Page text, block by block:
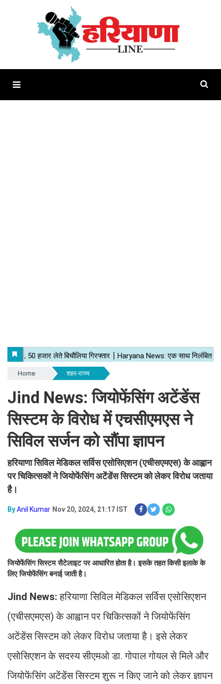
Home शहर-राज्य
Jind News: जियोफेंसिंग अटेंडेंस
सिस्टम के विरोध में एचसीएमएस ने
सिविल सर्जन को सौंपा ज्ञापन
हरियाणा सिविल मेडिकल सर्विस एसोसिएशन (एचीसएमएस) के आह्वान
पर चिकित्सकों ने जियोफेंसिंग अटेंडेंस सिस्टम को लेकर विरोध जताया
है।
ByAnil Kumar Nov 20, 2024, 21:17 IST
जियोफेंसिंग सिस्टम सैटेलाइट पर आधारित होता है। इसके तहत किसी इलाके के
लिए जियोफेंसिंग बनाई जाती है।
Jind News:हरियाणा सिविल मेडिकल सर्विस एसोसिएशन
(एचीसएमएस) के आह्वान पर चिकित्सकों ने जियोफेंसिंग
अटेंडेंस सिस्टम को लेकर विरोध जताया है। इसे लेकर
एसोसिएशन के सदस्य सीएमओ डा. गोपाल गोयल से मिले और
जियोफेंसिंग अटेंडेंस सिस्टम शुरू न किए जाने को लेकर ज्ञापन